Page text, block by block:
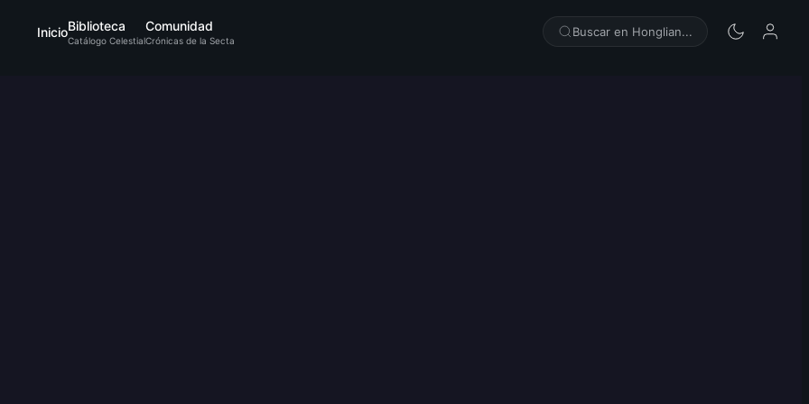
InicioBiblioteca
Catálogo Celestial
Comunidad
Crónicas de la Secta
Buscar en Honglian...